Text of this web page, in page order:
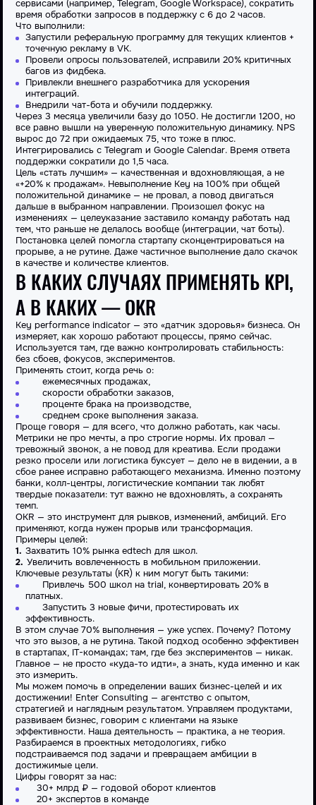
сервисами (например, Telegram, Google Workspace), сократить
время обработки запросов в поддержку с 6 до 2 часов.
Что выполнили:
Запустили реферальную программу для текущих клиентов +
точечную рекламу в VK.
Провели опросы пользователей, исправили 20% критичных
багов из фидбека.
Привлекли внешнего разработчика для ускорения
интеграций.
Внедрили чат-бота и обучили поддержку.
Через 3 месяца увеличили базу до 1050. Не достигли 1200, но
все равно вышли на уверенную положительную динамику. NPS
вырос до 72 при ожидаемых 75, что тоже в плюс.
Интегрировались с Telegram и Google Calendar. Время ответа
поддержки сократили до 1,5 часа.
Цель «стать лучшим» — качественная и вдохновляющая, а не
«+20% к продажам». Невыполнение Key на 100% при общей
положительной динамике — не провал, а повод двигаться
дальше в выбранном направлении. Произошел фокус на
изменениях — целеуказание заставило команду работать над
тем, что раньше не делалось вообще (интеграции, чат боты).
Постановка целей помогла стартапу сконцентрироваться на
прорыве, а не рутине. Даже частичное выполнение дало скачок
в качестве и количестве клиентов.
В КАКИХ СЛУЧАЯХ ПРИМЕНЯТЬ KPI,
А В КАКИХ — OKR
Key performance indicator — это «датчик здоровья» бизнеса. Он
измеряет, как хорошо работают процессы, прямо сейчас.
Используется там, где важно контролировать стабильность:
без сбоев, фокусов, экспериментов.
Применять стоит, когда речь о:
ежемесячных продажах,
скорости обработки заказов,
проценте брака на производстве,
среднем сроке выполнения заказа.
Проще говоря — для всего, что должно работать, как часы.
Метрики не про мечты, а про строгие нормы. Их провал —
тревожный звонок, а не повод для креатива. Если продажи
резко просели или логистика буксует — дело не в видении, а в
сбое ранее исправно работающего механизма. Именно поэтому
банки, колл-центры, логистические компании так любят
твердые показатели: тут важно не вдохновлять, а сохранять
темп.
OKR — это инструмент для рывков, изменений, амбиций. Его
применяют, когда нужен прорыв или трансформация.
Примеры целей:
Захватить 10% рынка edtech для школ.
Увеличить вовлеченность в мобильном приложении.
Ключевые результаты (KR) к ним могут быть такими:
Привлечь 500 школ на trial, конвертировать 20% в
платных.
Запустить 3 новые фичи, протестировать их
эффективность.
В этом случае 70% выполнения — уже успех. Почему? Потому
что это вызов, а не рутина. Такой подход особенно эффективен
в стартапах, IT-командах; там, где без экспериментов — никак.
Главное — не просто «куда-то идти», а знать, куда именно и как
это измерить.
Мы можем помочь в определении ваших бизнес-целей и их
достижении! Enter Consulting — агентство с опытом,
стратегией и наглядным результатом. Управляем продуктами,
развиваем бизнес, говорим с клиентами на языке
эффективности. Наша деятельность — практика, а не теория.
Разбираемся в проектных методологиях, гибко
подстраиваемся под задачи и превращаем амбиции в
достижимые цели.
Цифры говорят за нас:
30+ млрд ₽ — годовой оборот клиентов
20+ экспертов в команде